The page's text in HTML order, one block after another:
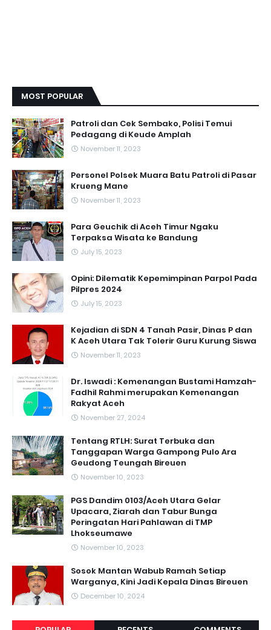
MOST POPULAR
Patroli dan Cek Sembako, Polisi Temui
Pedagang di Keude Amplah
November 11, 2023
Personel Polsek Muara Batu Patroli di Pasar
Krueng Mane
November 11, 2023
Para Geuchik di Aceh Timur Ngaku
Terpaksa Wisata ke Bandung
July 15, 2023
Opini: Dilematik Kepemimpinan Parpol Pada
Pilpres 2024
July 15, 2023
Kejadian di SDN 4 Tanah Pasir, Dinas P dan
K Aceh Utara Tak Tolerir Guru Kurung Siswa
November 11, 2023
Dr. Iswadi : Kemenangan Bustami Hamzah-
Fadhil Rahmi merupakan Kemenangan
Rakyat Aceh
November 27, 2024
Tentang RTLH: Surat Terbuka dan
Tanggapan Warga Gampong Pulo Ara
Geudong Teungah Bireuen
November 10, 2023
PGS Dandim 0103/Aceh Utara Gelar
Upacara, Ziarah dan Tabur Bunga
Peringatan Hari Pahlawan di TMP
Lhokseumawe
November 10, 2023
Sosok Mantan Wabub Ramah Setiap
Warganya, Kini Jadi Kepala Dinas Bireuen
December 10, 2024